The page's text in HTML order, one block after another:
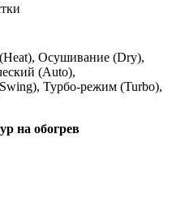
Осушивание (Dry),
(Auto),
Турбо-режим (Turbo),
на обогрев